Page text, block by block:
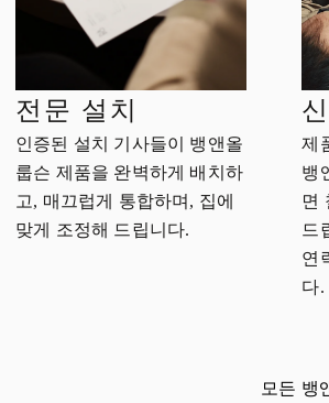
전문 설치
인증된 설치 기사들이 뱅앤올
룹슨 제품을 완벽하게 배치하
고, 매끄럽게 통합하며, 집에
맞게 조정해 드립니다.
제
뱅
면
드
연
다.
모든 뱅